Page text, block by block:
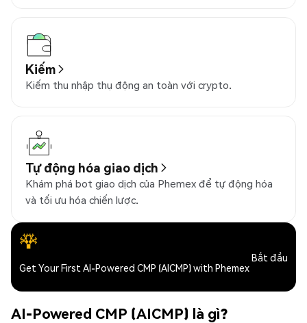
Kiếm
Kiếm thu nhập thụ động an toàn với crypto.
Tự động hóa giao dịch
Khám phá bot giao dịch của Phemex để tự động hóa
và tối ưu hóa chiến lược.
Get Your First AI-Powered CMP (AICMP) with Phemex
Bắt đầu
AI-Powered CMP (AICMP) là gì?